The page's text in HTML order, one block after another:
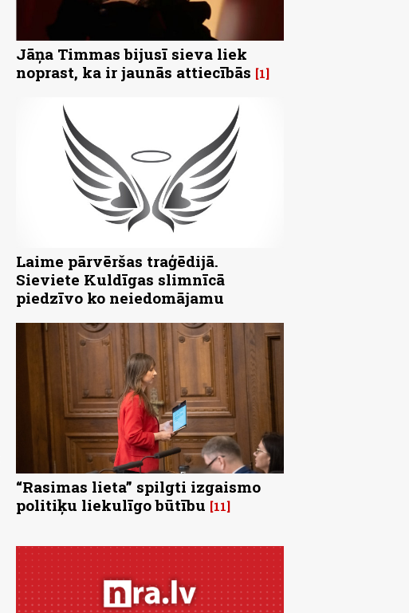
Jāņa Timmas bijusī sieva liek
noprast, ka ir jaunās attiecībās 1
Laime pārvēršas traģēdijā.
Sieviete Kuldīgas slimnīcā
piedzīvo ko neiedomājamu
“Rasimas lieta” spilgti izgaismo
politiķu liekulīgo būtību 11